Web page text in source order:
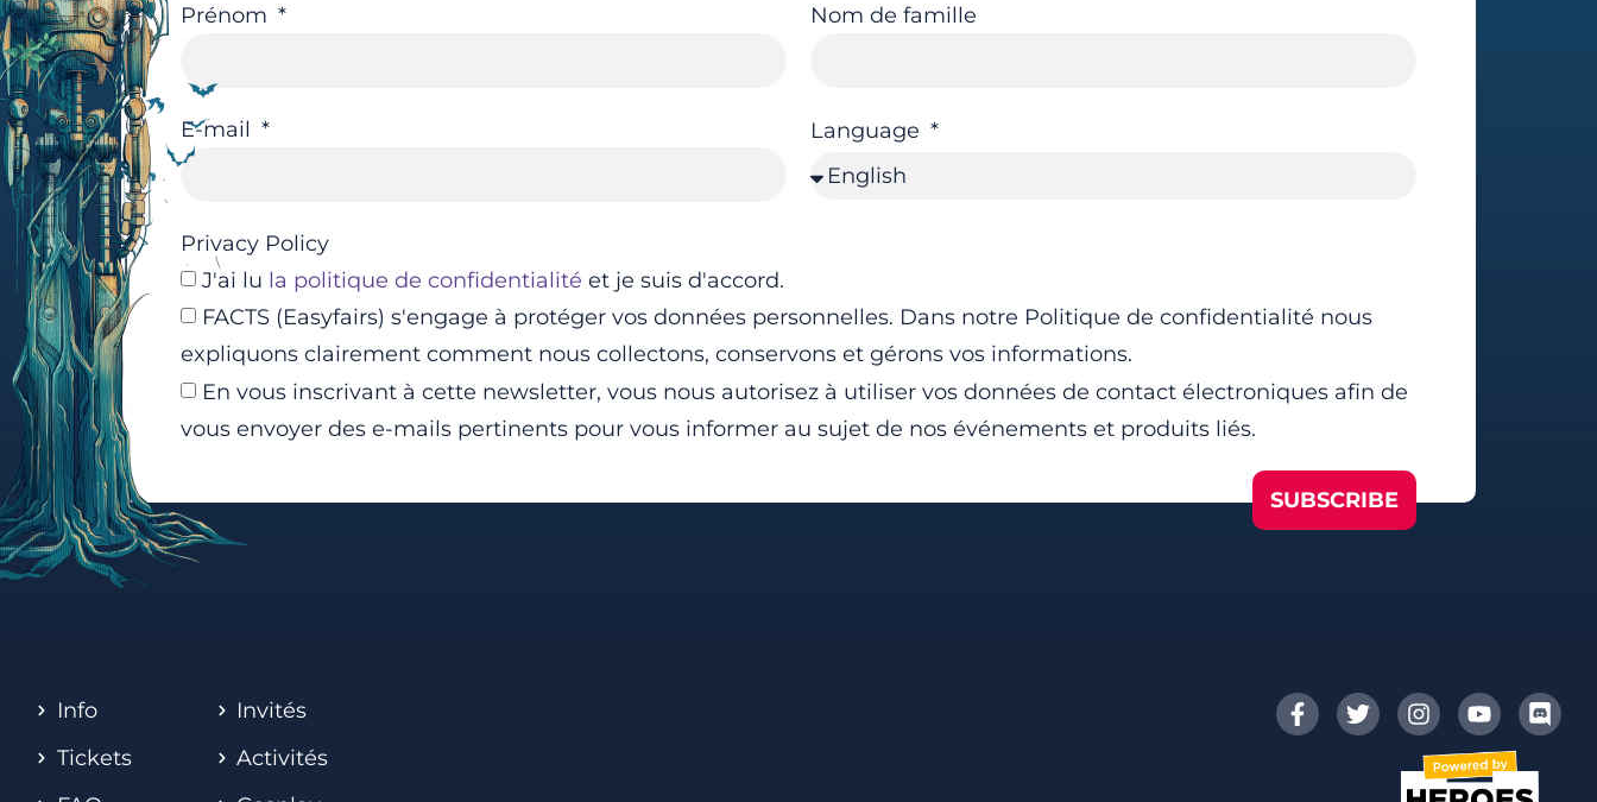
Prénom Nom de famille
E-mail Language
Privacy Policy
J'ai lu la politique de confidentialité et je suis d'accord.
FACTS (Easyfairs) s'engage à protéger vos données personnelles. Dans notre Politique de confidentialité nous
expliquons clairement comment nous collectons, conservons et gérons vos informations.
En vous inscrivant à cette newsletter, vous nous autorisez à utiliser vos données de contact électroniques afin de
vous envoyer des e-mails pertinents pour vous informer au sujet de nos événements et produits liés.
SUBSCRIBE
Info
Tickets
Invités
Activités